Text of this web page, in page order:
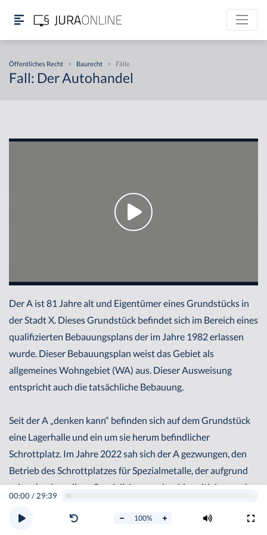
Öffentliches Recht > Baurecht > Fälle
Fall: Der Autohandel
00:00/ 29:39
100%
Der A ist 81 Jahre alt und Eigentümer eines Grundstücks in
der Stadt X. Dieses Grundstück befindet sich im Bereich eines
qualifizierten Bebauungsplans der im Jahre 1982 erlassen
wurde. Dieser Bebauungsplan weist das Gebiet als
allgemeines Wohngebiet (WA) aus. Dieser Ausweisung
entspricht auch die tatsächliche Bebauung.
Seit der A „denken kann“ befinden sich auf dem Grundstück
eine Lagerhalle und ein um sie herum befindlicher
Schrottplatz. Im Jahre 2022 sah sich der A gezwungen, den
Betrieb des Schrottplatzes für Spezialmetalle, der aufgrund
seiner hochgradigen Spezialisierung ohnehin zeitlebens sehr
Kunden gelegentlich aufgesucht wurde, aus gesundheitlichen